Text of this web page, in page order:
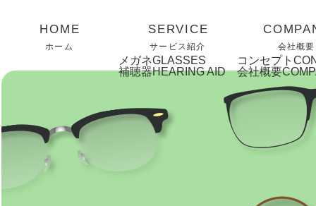
ホーム サービス紹介
メガネ
補聴器
会社概要
コンセプト
会社概要